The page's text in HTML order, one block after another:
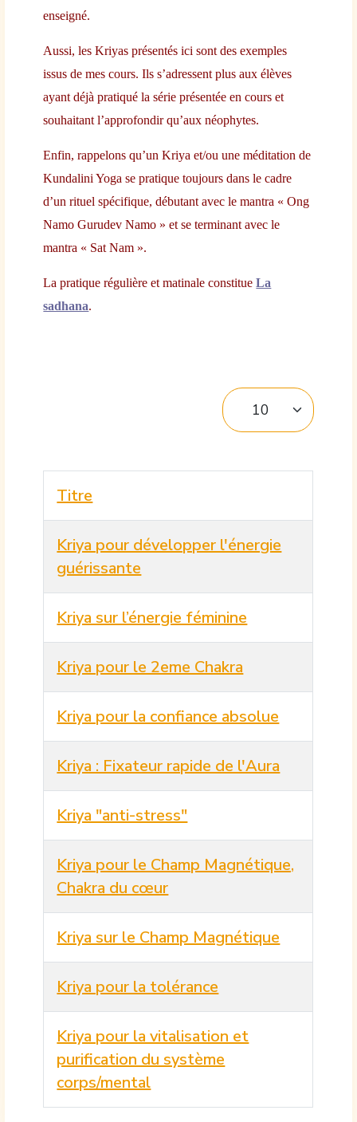
enseigné.
Aussi, les Kriyas présentés ici sont des exemples
issus de mes cours. Ils s’adressent plus aux élèves
ayant déjà pratiqué la série présentée en cours et
souhaitant l’approfondir qu’aux néophytes.
Enfin, rappelons qu’un Kriya et/ou une méditation de
Kundalini Yoga se pratique toujours dans le cadre
d’un rituel spécifique, débutant avec le mantra « Ong
Namo Gurudev Namo » et se terminant avec le
mantra « Sat Nam ».
La pratique régulière et matinale constitueLa
sadhana.
Afficher #
Titre
Kriya pour développer l'énergie
guérissante
Kriya sur l’énergie féminine
Kriya pour le 2eme Chakra
Kriya pour la confiance absolue
Kriya : Fixateur rapide de l'Aura
Kriya "anti-stress"
Kriya pour le Champ Magnétique,
Chakra du cœur
Kriya sur le Champ Magnétique
Kriya pour la tolérance
Kriya pour la vitalisation et
purification du système
corps/mental